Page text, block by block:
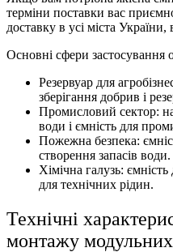
терміни поставки вас
доставку в усі міста
Основні сфери застосування
Резервуар для
зберігання добрив і
Промисловий сектор:
води і ємність для
Пожежна безпека:
створення запасів води.
Хімічна галузь:
для технічних рідин.
Технічні
монтажу